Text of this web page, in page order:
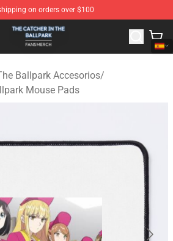
on orders over $100
Ballpark Shop - Official The Catcher
Ballpark Accesorios/
Mouse Pads